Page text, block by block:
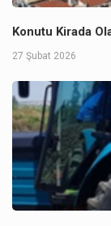
Konutu Kirada
27 Şubat 2026